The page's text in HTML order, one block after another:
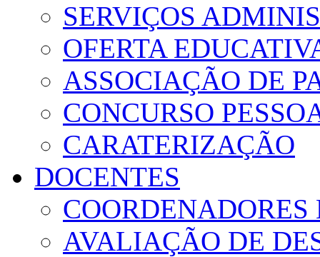
SERVIÇOS
OFERTA
ASSOCIAÇÃO DE
CONCURSO
CARATERIZAÇÃO
DOCENTES
AVALIAÇÃO DE